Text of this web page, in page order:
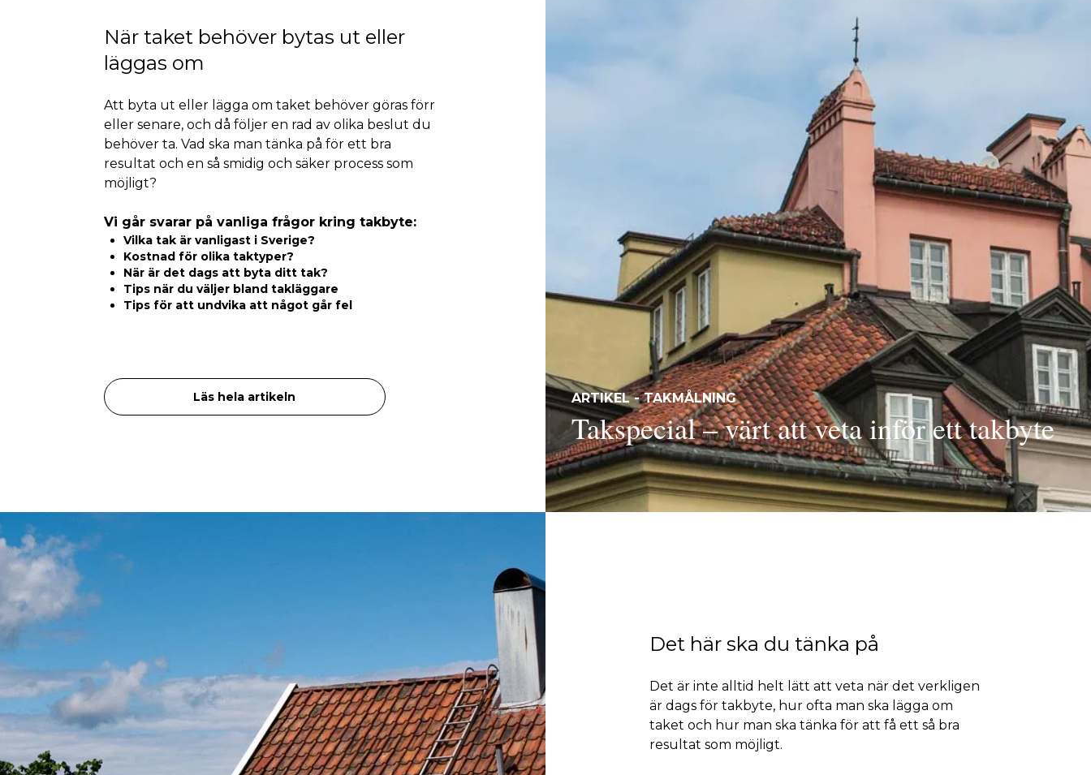
När taket behöver bytas ut eller
läggas om
Att byta ut eller lägga om taket behöver göras förr
eller senare, och då följer en rad av olika beslut du
behöver ta. Vad ska man tänka på för ett bra
resultat och en så smidig och säker process som
möjligt?
Vi går svarar på vanliga frågor kring takbyte:
Vilka tak är vanligast i Sverige?
Kostnad för olika taktyper?
När är det dags att byta ditt tak?
Tips när du väljer bland takläggare
Tips för att undvika att något går fel
Läs hela artikeln ARTIKEL - TAKMÅLNING
Takspecial – värt att veta inför ett takbyte
Det här ska du tänka på
Det är inte alltid helt lätt att veta när det verkligen
är dags för takbyte, hur ofta man ska lägga om
taket och hur man ska tänka för att få ett så bra
resultat som möjligt.